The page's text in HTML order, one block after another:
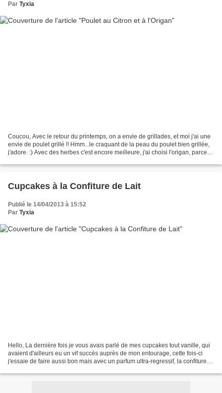
Par Tyxia
Coucou, Avec le retour du printemps, on a envie de grillades, et moi j'ai une
envie de poulet grillé !! Hmm...le craquant de la peau du poulet bien grillée,
j'adore. :) Avec des herbes c'est encore meilleure, j'ai choisi l'origan, parce
Cupcakes à la Confiture de Lait
Publié le 14/04/2013 à 15:52
Par Tyxia
Hello, La dernière fois je vous avais parlé de mes cupcakes tout vanille, qui
avaient d'ailleurs eu un vif succès auprès de mon entourage, cette fois-ci
j'essaie de faire aussi bon mais avec un parfum ultra-regressif, la confiture